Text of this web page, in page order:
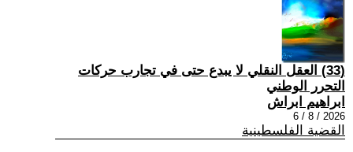
(33) العقل النقلي لا يبدع حتى في تجارب حركات
التحرر الوطني
ابراهيم ابراش
2026 / 8 / 6
القضية الفلسطينية